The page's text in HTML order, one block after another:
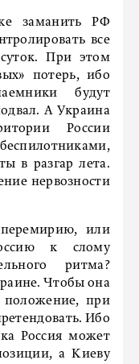
заманить РФ
все
При этом
потерь, ибо
будут
А Украина
России
в разгар лета.
нервозности
или
к слому
ритма?
Чтобы она
положение, при
Ибо
Россия может
а Киеву